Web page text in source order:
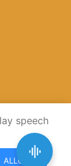
speech
ALLOW